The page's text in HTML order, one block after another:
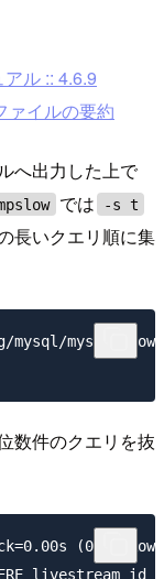
ル :: 4.6.9
イルの要約
へ出力した上で
では -s t
長いクエリ順に集
mysql-
数件のクエリを抜
(0s)
livestream_id